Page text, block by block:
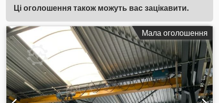
Ці оголошення також можуть вас зацікавити.
Мала оголошення